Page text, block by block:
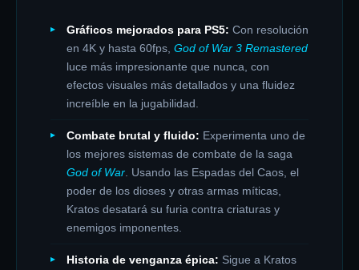
Gráficos mejorados para PS5: Con resolución
en 4K y hasta 60fps, God of War 3 Remastered
luce más impresionante que nunca, con
efectos visuales más detallados y una fluidez
increíble en la jugabilidad.
Combate brutal y fluido: Experimenta uno de
los mejores sistemas de combate de la saga
God of War . Usando las Espadas del Caos, el
poder de los dioses y otras armas míticas,
Kratos desatará su furia contra criaturas y
enemigos imponentes.
Historia de venganza épica: Sigue a Kratos